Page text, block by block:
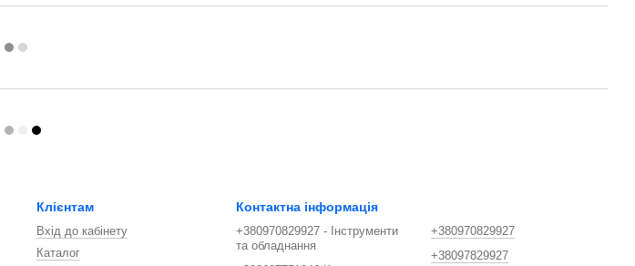
Клієнтам
Вхід до кабінету
Каталог
Контактна інформація
+380970829927 - Інструменти
та обладнання
+380970829927
+38097829927